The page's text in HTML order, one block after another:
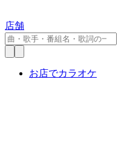
店舗
お店でカラオケ